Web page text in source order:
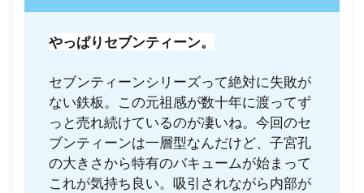
やっぱりセブンティーン。
セブンティーンシリーズって絶対に失敗が
ない鉄板。この元祖感が数十年に渡ってず
っと売れ続けているのが凄いね。今回のセ
ブンティーンは一層型なんだけど、子宮孔
の大きさから特有のバキュームが始まって
これが気持ち良い。吸引されながら内部が